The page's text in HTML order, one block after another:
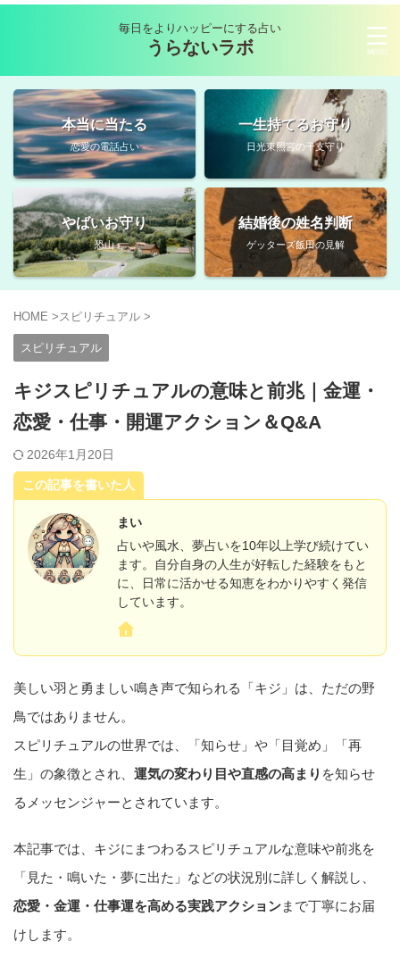
毎日をよりハッピーにする占い
うらないラボ
本当に当たる
恋愛の電話占い
一生持てるお守り
日光東照宮の干支守り
やばいお守り
恐山
結婚後の姓名判断
ゲッターズ飯田の見解
HOME >スピリチュアル >
スピリチュアル
キジスピリチュアルの意味と前兆｜金運・
恋愛・仕事・開運アクション＆Q&A
2026年1月20日
この記事を書いた人
まい
占いや風水、夢占いを10年以上学び続けてい
ます。自分自身の人生が好転した経験をもと
に、日常に活かせる知恵をわかりやすく発信
しています。
美しい羽と勇ましい鳴き声で知られる「キジ」は、ただの野
鳥ではありません。
スピリチュアルの世界では、「知らせ」や「目覚め」「再
生」の象徴とされ、 運気の変わり目や直感の高まり を知らせ
るメッセンジャーとされています。
本記事では、キジにまつわるスピリチュアルな意味や前兆を
「見た・鳴いた・夢に出た」などの状況別に詳しく解説し、
恋愛・金運・仕事運を高める実践アクションまで丁寧にお届
けします。